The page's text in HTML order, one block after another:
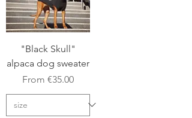
"Black Skull"
alpaca dog sweater
From €35.00
Sale Price